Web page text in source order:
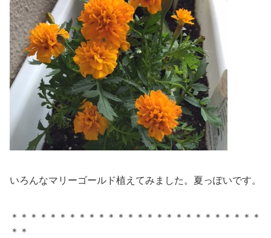
いろんなマリーゴールド植えてみました。夏っぽいです。
＊＊＊＊＊＊＊＊＊＊＊＊＊＊＊＊＊＊＊＊＊＊＊＊＊＊
＊＊